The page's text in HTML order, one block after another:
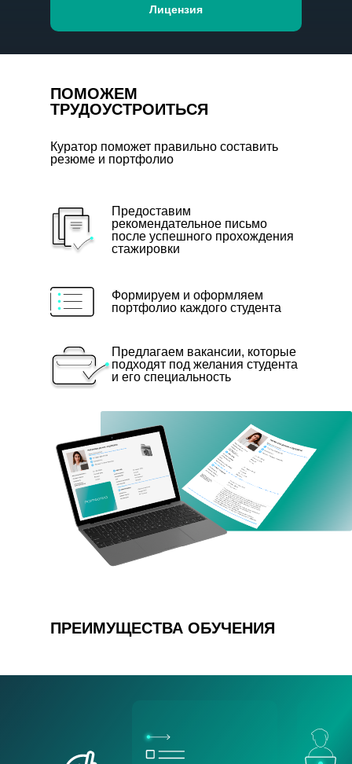
Лицензия
ПОМОЖЕМ
ТРУДОУСТРОИТЬСЯ
Куратор поможет правильно составить
резюме и портфолио
Предоставим
рекомендательное письмо
после успешного прохождения
стажировки
Формируем и оформляем
портфолио каждого студента
Предлагаем вакансии, которые
подходят под желания студента
и его специальность
ПРЕИМУЩЕСТВА ОБУЧЕНИЯ